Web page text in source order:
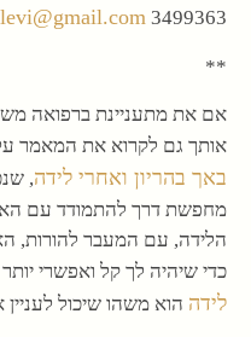
3499363
**
אם את מתעניינת ברפואה
אותך גם לקרוא את המאמר
באך בהריון ואחרי לידה,
מחפשת דרך להתמודד עם
הלידה, עם המעבר להורות,
כדי שיהיה לך קל ואפשרי
לידה הוא משהו שיכול